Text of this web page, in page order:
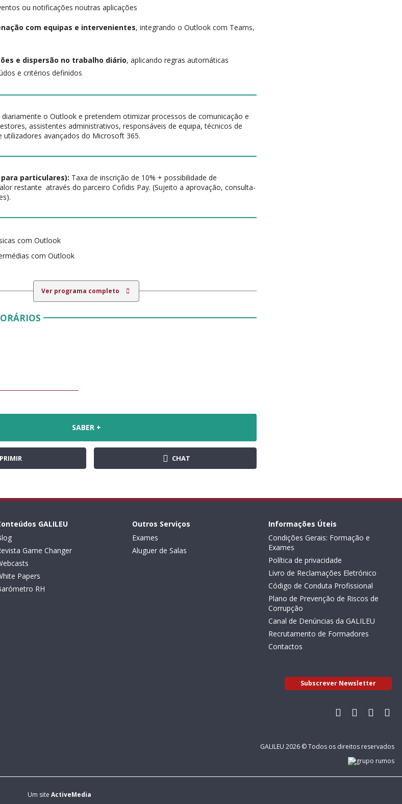
ou notificações noutras aplicações
com equipas e intervenientes, integrando o Outlook com Teams,
e dispersão no trabalho diário, aplicando regras automáticas
e critérios definidos
o Outlook e pretendem otimizar processos de comunicação e
assistentes administrativos, responsáveis de equipa, técnicos de
utilizadores avançados do Microsoft 365.
particulares): Taxa de inscrição de 10% + possibilidade de
restante através do parceiro Cofidis Pay. (Sujeito a aprovação, consulta-
com Outlook
com Outlook
Ver programa completo
SABER +
CHAT
GALILEU
Game Changer
Papers
RH
Outros Serviços
Exames
Aluguer de Salas
Informações Úteis
Condições Gerais: Formação e
Exames
Política de privacidade
Livro de Reclamações Eletrónico
Código de Conduta Profissional
Plano de Prevenção de Riscos de
Corrupção
Canal de Denúncias da GALILEU
Recrutamento de Formadores
Contactos
Subscrever Newsletter
GALILEU 2026 © Todos os direitos reservados
Um site ActiveMedia